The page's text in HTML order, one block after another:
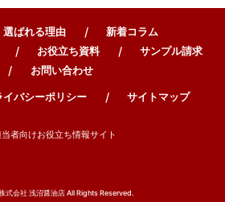
選ばれる理由
新着コラム
お役立ち資料
サンプル請求
お問い合わせ
イバシーポリシー サイトマップ
者向けお役立ち情報サイト
会社 浅沼醤油店 All Rights Reserved.